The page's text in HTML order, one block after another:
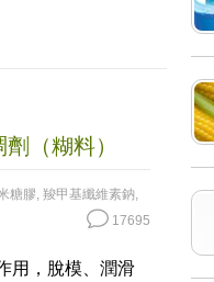
（糊料）
糖膠, 羧甲基纖維素鈉,
17695
用，脫模、潤滑